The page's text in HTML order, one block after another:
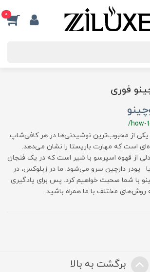
0
فوری
/how-
یکی از محبوب‌ترین نوشیدنی‌ها در هر کافی‌شاپ
است که مهارت‌ باریستا را نشان می‌دهد.
از قهوه اسپرسو با شیر است که در یک فنجان
پودر دارچین سرو می‌شود. ما در زیلوکس، در
با شما صحبت خواهیم کرد. پس برای یادگیری
روش‌های مختلف با ما همراه باشید.
برگشت به بالا